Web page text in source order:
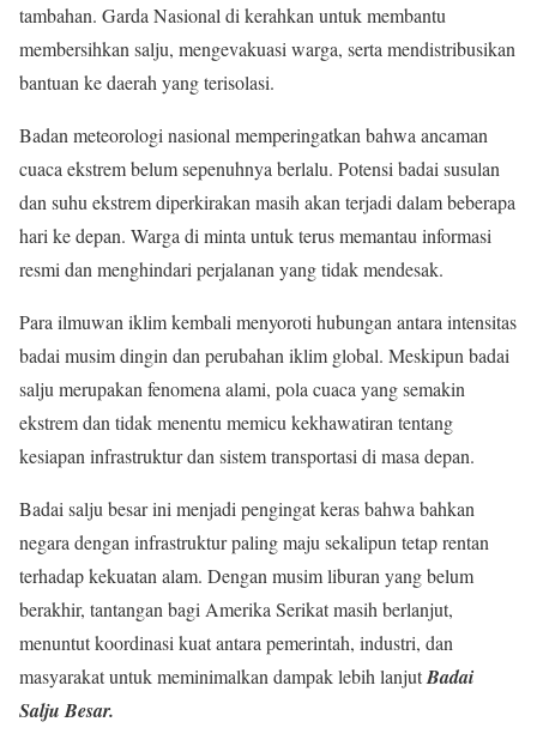
tambahan. Garda Nasional di kerahkan untuk membantu
membersihkan salju, mengevakuasi warga, serta mendistribusikan
bantuan ke daerah yang terisolasi.
Badan meteorologi nasional memperingatkan bahwa ancaman
cuaca ekstrem belum sepenuhnya berlalu. Potensi badai susulan
dan suhu ekstrem diperkirakan masih akan terjadi dalam beberapa
hari ke depan. Warga di minta untuk terus memantau informasi
resmi dan menghindari perjalanan yang tidak mendesak.
Para ilmuwan iklim kembali menyoroti hubungan antara intensitas
badai musim dingin dan perubahan iklim global. Meskipun badai
salju merupakan fenomena alami, pola cuaca yang semakin
ekstrem dan tidak menentu memicu kekhawatiran tentang
kesiapan infrastruktur dan sistem transportasi di masa depan.
Badai salju besar ini menjadi pengingat keras bahwa bahkan
negara dengan infrastruktur paling maju sekalipun tetap rentan
terhadap kekuatan alam. Dengan musim liburan yang belum
berakhir, tantangan bagi Amerika Serikat masih berlanjut,
menuntut koordinasi kuat antara pemerintah, industri, dan
masyarakat untuk meminimalkan dampak lebih lanjutBadai
Salju Besar.